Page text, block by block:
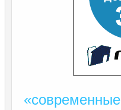
«современные